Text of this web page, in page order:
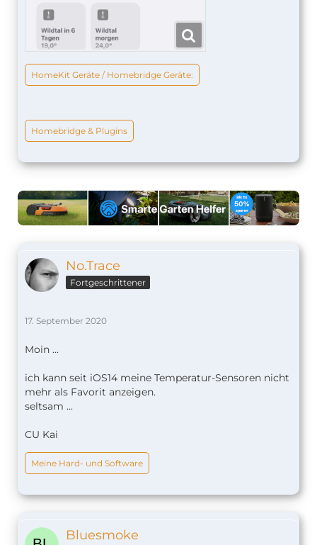
HomeKit Geräte / Homebridge Geräte:
Homebridge & Plugins
No.Trace
Fortgeschrittener
17. September 2020
Moin ...
ich kann seit iOS14 meine Temperatur-Sensoren nicht
mehr als Favorit anzeigen.
seltsam ...
CU Kai
Meine Hard- und Software
Bluesmoke